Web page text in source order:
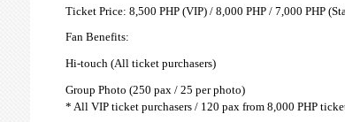
Ticket Price: 8,500 PHP (VIP) / 8,000 PHP / 7,000 PHP
Fan Benefits:
Hi-touch (All ticket purchasers)
Group Photo (250 pax / 25 per photo)
* All VIP ticket purchasers / 120 pax from 8,000 PHP